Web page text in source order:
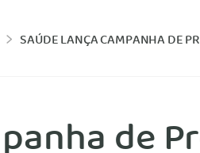
SAÚDE LANÇA CAMPANHA DE
de